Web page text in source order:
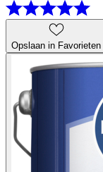
Opslaan in Favorieten